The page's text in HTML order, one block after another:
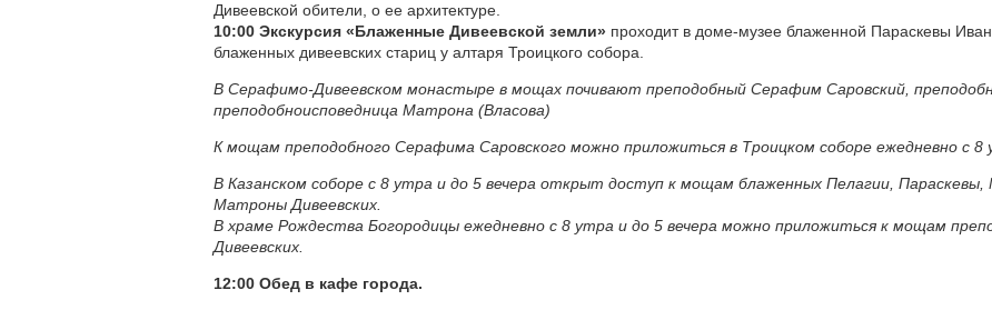
Дивеевской обители, о ее архитектуре.
10:00 Экскурсия «Блаженные Дивеевской земли» проходит в доме-музее блаженной Параскевы
блаженных дивеевских стариц у алтаря Троицкого собора.
В Серафимо-Дивеевском монастыре в мощах почивают преподобный Серафим Саровский,
преподобноисповедница Матрона (Власова)
К мощам преподобного Серафима Саровского можно приложиться в Троицком соборе ежедневно с 8
В Казанском соборе с 8 утра и до 5 вечера открыт доступ к мощам блаженных Пелагии, Параскевы,
Матроны Дивеевских.
В храме Рождества Богородицы ежедневно с 8 утра и до 5 вечера можно приложиться к мощам
Дивеевских.
12:00 Обед в кафе города.